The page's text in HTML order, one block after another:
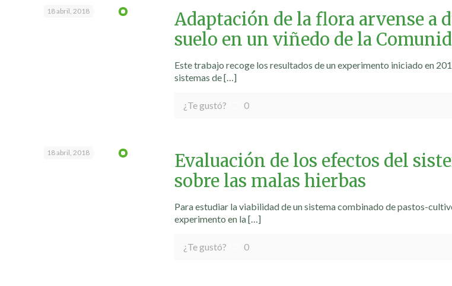
18 abril, 2018
Adaptación de la flora arvense a
suelo en un viñedo de la
Este trabajo recoge los resultados de un experimento iniciado en
sistemas de[…]
¿Te gustó? 0
18 abril, 2018
Evaluación de los efectos del
sobre las malas hierbas
Para estudiar la viabilidad de un sistema combinado de pastos-
experimento en la[…]
¿Te gustó? 0